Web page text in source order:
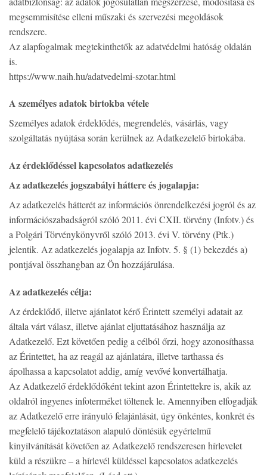
megsemmisítése elleni műszaki és szervezési megoldások
rendszere.
Az alapfogalmak megtekinthetők az adatvédelmi hatóság oldalán
is.
https://www.naih.hu/adatvedelmi-szotar.html
A személyes adatok birtokba vétele
Személyes adatok érdeklődés, megrendelés, vásárlás, vagy
szolgáltatás nyújtása során kerülnek az Adatkezelelő birtokába.
Az érdeklődéssel kapcsolatos adatkezelés
Az adatkezelés jogszabályi háttere és jogalapja:
Az adatkezelés hátterét az információs önrendelkezési jogról és az
információszabadságról szóló 2011. évi CXII. törvény (Infotv.) és
a Polgári Törvénykönyvről szóló 2013. évi V. törvény (Ptk.)
jelentik. Az adatkezelés jogalapja az Infotv. 5. § (1) bekezdés a)
pontjával összhangban az Ön hozzájárulása.
Az adatkezelés célja:
Az érdeklődő, illetve ajánlatot kérő Érintett személyi adatait az
általa várt válasz, illetve ajánlat eljuttatásához használja az
Adatkezelő. Ezt követően pedig a célból őrzi, hogy azonosíthassa
az Érintettet, ha az reagál az ajánlatára, illetve tarthassa és
ápolhassa a kapcsolatot addig, amíg vevővé konvertálhatja.
Az Adatkezelő érdeklődőként tekint azon Érintettekre is, akik az
oldalról ingyenes infoterméket töltenek le. Amennyiben elfogadják
az Adatkezelő erre irányuló felajánlását, úgy önkéntes, konkrét és
megfelelő tájékoztatáson alapuló döntésük egyértelmű
kinyilvánítását követően az Adatkezelő rendszeresen hírlevelet
küld a részükre – a hírlevél küldéssel kapcsolatos adatkezelés